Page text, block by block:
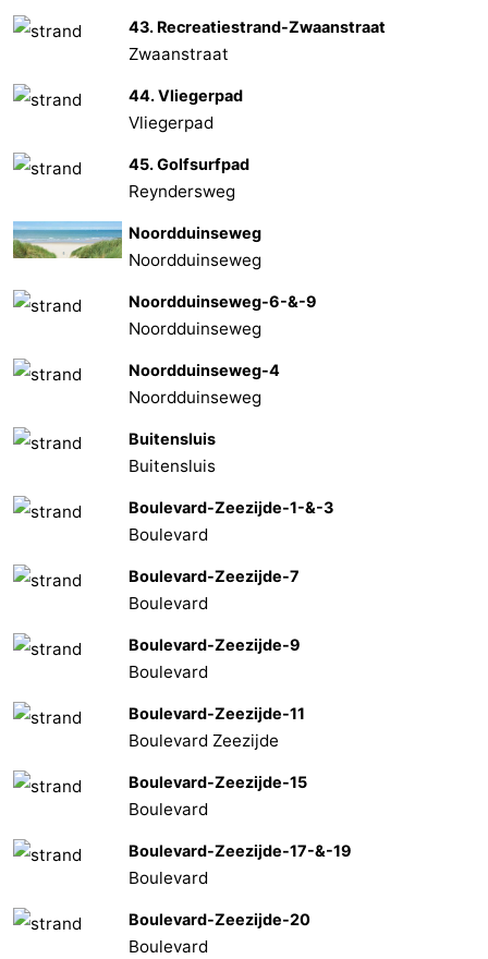
43. Recreatiestrand-Zwaanstraat
Zwaanstraat
44. Vliegerpad
Vliegerpad
45. Golfsurfpad
Reyndersweg
Noordduinseweg
Noordduinseweg
Noordduinseweg-6-&-9
Noordduinseweg
Noordduinseweg-4
Noordduinseweg
Buitensluis
Buitensluis
Boulevard-Zeezijde-1-&-3
Boulevard
Boulevard-Zeezijde-7
Boulevard
Boulevard-Zeezijde-9
Boulevard
Boulevard-Zeezijde-11
Boulevard Zeezijde
Boulevard-Zeezijde-15
Boulevard
Boulevard-Zeezijde-17-&-19
Boulevard
Boulevard-Zeezijde-20
Boulevard